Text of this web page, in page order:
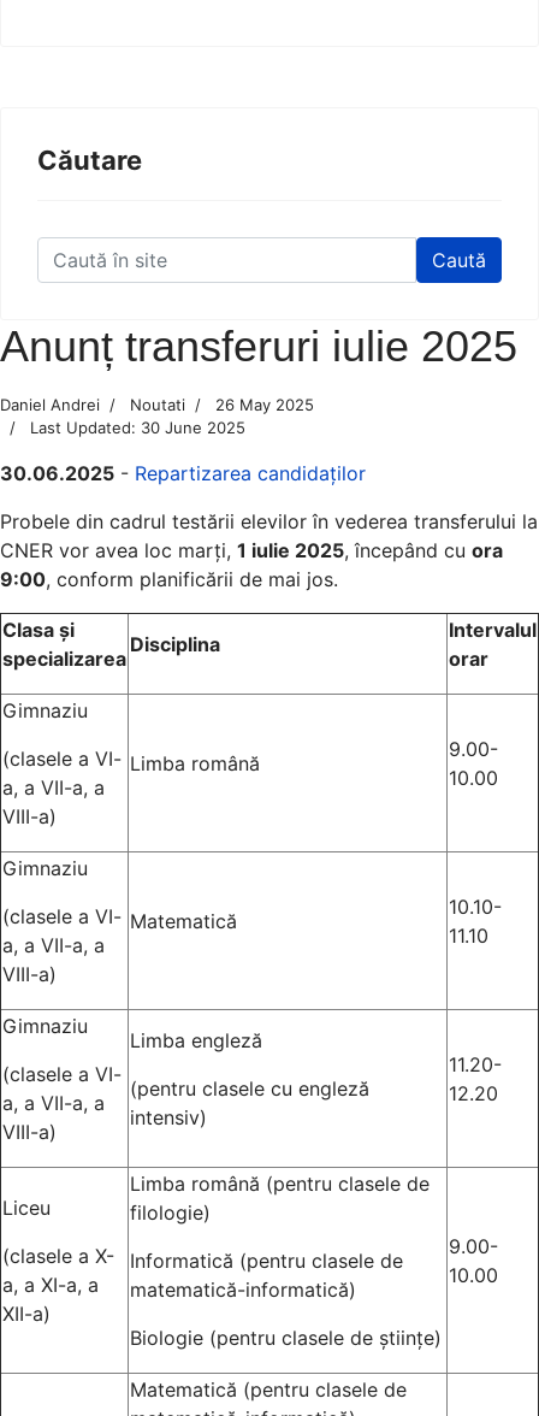
Căutare
Caută
Anunț transferuri iulie 2025
Daniel Andrei Noutati
26 May 2025
Last Updated: 30 June 2025
30.06.2025 - Repartizarea candidaților
Probele din cadrul testării elevilor în vederea transferului la
CNER vor avea loc marți, 1 iulie 2025, începând cu ora
9:00, conform planificării de mai jos.
Clasa și
specializarea
Disciplina
Intervalul
orar
Gimnaziu
(clasele a VI-
a, a VII-a, a
VIII-a)
Limba română
9.00-
10.00
Gimnaziu
(clasele a VI-
a, a VII-a, a
VIII-a)
Matematică
10.10-
11.10
Gimnaziu
(clasele a VI-
a, a VII-a, a
VIII-a)
Limba engleză
(pentru clasele cu engleză
intensiv)
11.20-
12.20
Liceu
(clasele a X-
a, a XI-a, a
XII-a)
Limba română (pentru clasele de
filologie)
Informatică (pentru clasele de
matematică-informatică)
Biologie (pentru clasele de științe)
9.00-
10.00
Matematică (pentru clasele de